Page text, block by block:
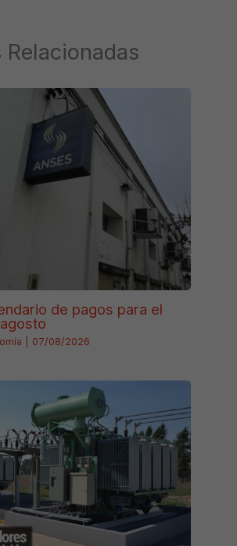
de pagos para el
07/08/2026